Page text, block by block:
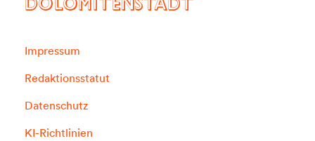
DOLOMITENSTADT
Impressum
Redaktionsstatut
Datenschutz
KI-Richtlinien